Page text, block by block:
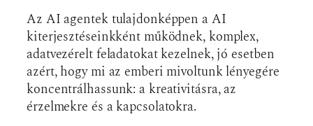
Az AI agentek tulajdonképpen a AI
kiterjesztéseinkként működnek, komplex,
adatvezérelt feladatokat kezelnek, jó esetben
azért, hogy mi az emberi mivoltunk lényegére
koncentrálhassunk: a kreativitásra, az
érzelmekre és a kapcsolatokra.